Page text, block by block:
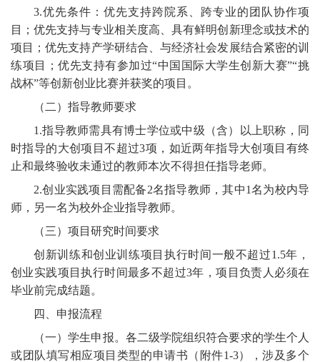
3.优先条件：优先支持跨院系、跨专业的团队协作项
目；优先支持与专业相关度高、具有鲜明创新理念或技术的
项目；优先支持产学研结合、与经济社会发展结合紧密的训
练项目；优先支持有参加过“中国国际大学生创新大赛”“挑
战杯”等创新创业比赛并获奖的项目。
（二）指导教师要求
1.指导教师需具有博士学位或中级（含）以上职称，同
时指导的大创项目不超过3项，如近两年指导大创项目有终
止和最终验收未通过的教师本次不得担任指导老师。
2.创业实践项目需配备2名指导教师，其中1名为校内导
师，另一名为校外企业指导教师。
（三）项目研究时间要求
创新训练和创业训练项目执行时间一般不超过1.5年，
创业实践项目执行时间最多不超过3年，项目负责人必须在
毕业前完成结题。
四、申报流程
（一）学生申报。各二级学院组织符合要求的学生个人
或团队填写相应项目类型的申请书（附件1-3），涉及多个